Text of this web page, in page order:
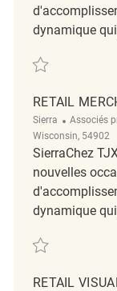
dynamique
Part-Time
RETAIL
Sierra Associés
Wisconsin, 54902
SierraChez
nouvelles
dynamique
Retail
RETAIL